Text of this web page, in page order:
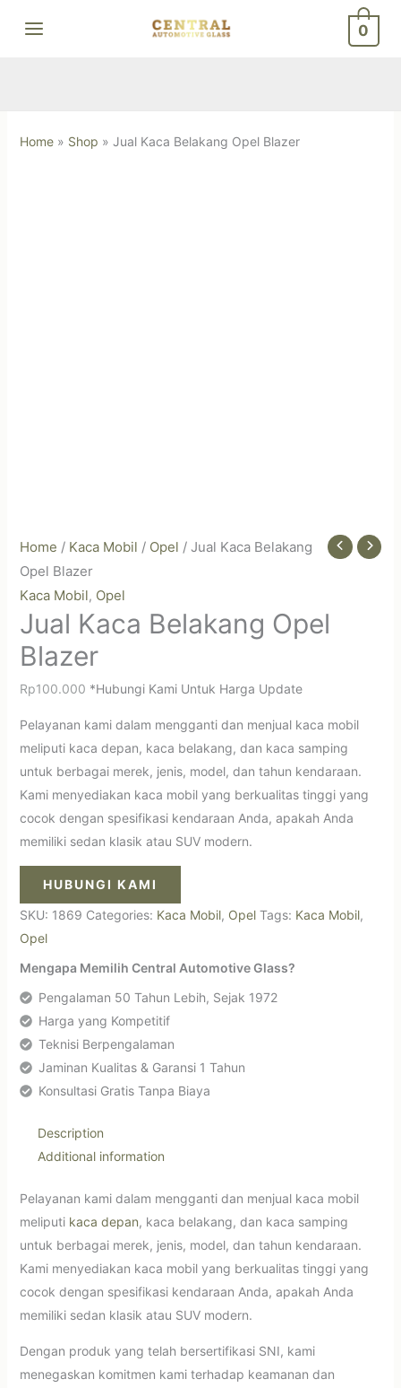
0
Home» Shop » Jual Kaca Belakang Opel Blazer
Home / Kaca Mobil / Opel / Jual Kaca Belakang
Opel Blazer
Kaca Mobil, Opel
Jual Kaca Belakang Opel
Blazer
Rp100.000 *Hubungi Kami Untuk Harga Update
Pelayanan kami dalam mengganti dan menjual kaca mobil
meliputi kaca depan, kaca belakang, dan kaca samping
untuk berbagai merek, jenis, model, dan tahun kendaraan.
Kami menyediakan kaca mobil yang berkualitas tinggi yang
cocok dengan spesifikasi kendaraan Anda, apakah Anda
memiliki sedan klasik atau SUV modern.
HUBUNGI KAMI
SKU: 1869 Categories: Kaca Mobil, Opel Tags: Kaca Mobil,
Opel
Mengapa Memilih Central Automotive Glass?
Pengalaman 50 Tahun Lebih, Sejak 1972
Harga yang Kompetitif
Teknisi Berpengalaman
Jaminan Kualitas & Garansi 1 Tahun
Konsultasi Gratis Tanpa Biaya
Description
Additional information
Pelayanan kami dalam mengganti dan menjual kaca mobil
meliputi kaca depan, kaca belakang, dan kaca samping
untuk berbagai merek, jenis, model, dan tahun kendaraan.
Kami menyediakan kaca mobil yang berkualitas tinggi yang
cocok dengan spesifikasi kendaraan Anda, apakah Anda
memiliki sedan klasik atau SUV modern.
Dengan produk yang telah bersertifikasi SNI, kami
menegaskan komitmen kami terhadap keamanan dan